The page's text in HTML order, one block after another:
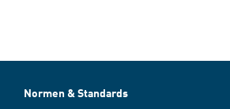
Normen & Standards